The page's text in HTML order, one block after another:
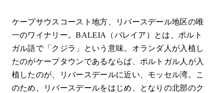
ケープサウスコースト地方、リバースデール地区の唯
一のワイナリー。BALEIA（バレイア）とは、ポルト
ガル語で「クジラ」という意味。オランダ人が入植し
たのがケープタウンであるならば、ポルトガル人が入
植したのが、リバースデールに近い、モッセル湾。こ
のため、リバースデールをはじめ、となりの北部のク